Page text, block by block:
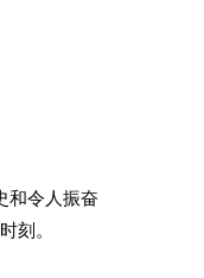
和令人振奋
刻。